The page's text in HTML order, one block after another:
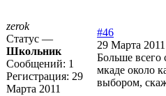
zerok
Статус —
Школьник
Сообщений: 1
Регистрация: 29
Марта 2011
#46
29 Марта
Больше
мкаде около
выбором,